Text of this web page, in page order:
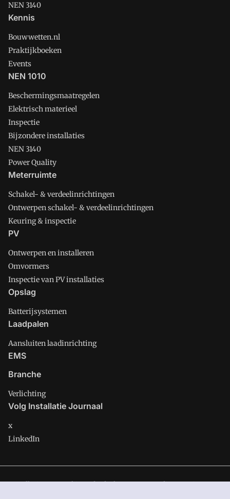
NEN 3140
Kennis
Bouwwetten.nl
Praktijkboeken
Events
NEN 1010
Beschermingsmaatregelen
Elektrisch materieel
Inspectie
Bijzondere installaties
NEN 3140
Power Quality
Meterruimte
Schakel- & verdeelinrichtingen
Ontwerpen schakel- & verdeelinrichtingen
Keuring & inspectie
PV
Ontwerpen en installeren
Omvormers
Inspectie van PV installaties
Opslag
Batterijsystemen
Laadpalen
Aansluiten laadinrichting
EMS
Branche
Verlichting
Volg Installatie Journaal
x
LinkedIn
Installatie Journaal is onderdeel van VMN media. Lees inons